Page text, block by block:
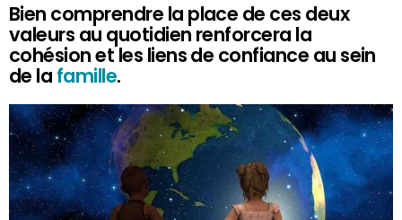
Bien comprendre la place de ces deux
valeurs au quotidien renforcera la
cohésion et les liens de confiance au sein
de la famille.